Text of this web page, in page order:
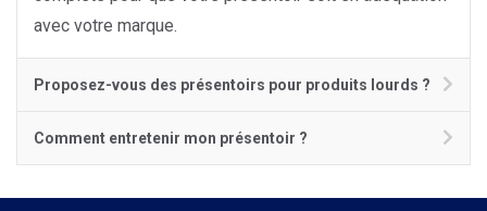
avec votre marque.
Proposez-vous des présentoirs pour produits lourds ?
Comment entretenir mon présentoir ?